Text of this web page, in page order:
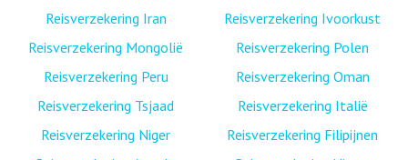
Reisverzekering Iran
Reisverzekering Mongolië
Reisverzekering Peru
Reisverzekering Tsjaad
Reisverzekering Niger
Reisverzekering Ivoorkust
Reisverzekering Polen
Reisverzekering Oman
Reisverzekering Italië
Reisverzekering Filipijnen